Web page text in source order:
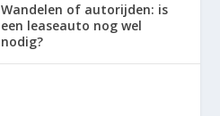
Wandelen of autorijden: is
een leaseauto nog wel
nodig?